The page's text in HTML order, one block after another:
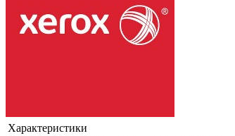
Характеристики